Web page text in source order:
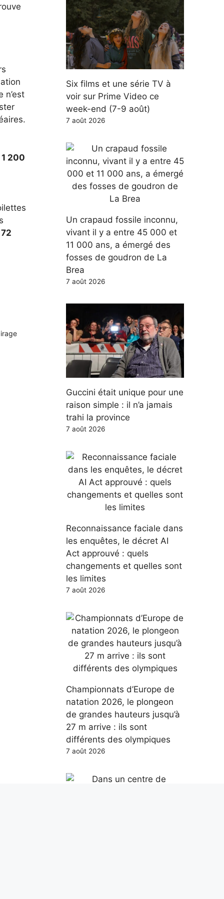
n’est
1 200
Six films et une série TV à
voir sur Prime Video ce
week-end (7-9 août)
7 août 2026
Un crapaud fossile inconnu,
vivant il y a entre 45 000 et
11 000 ans, a émergé des
fosses de goudron de La
Brea
7 août 2026
Guccini était unique pour une
raison simple : il n’a jamais
trahi la province
7 août 2026
Reconnaissance faciale dans
les enquêtes, le décret AI
Act approuvé : quels
changements et quelles sont
les limites
7 août 2026
Championnats d’Europe de
natation 2026, le plongeon
de grandes hauteurs jusqu’à
27 m arrive : ils sont
différents des olympiques
7 août 2026